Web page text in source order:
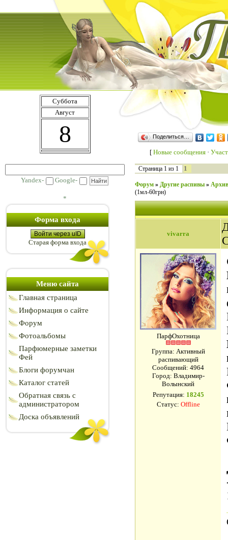
Суббота
Август
8
Yandex- Google-
*
Форма входа
Войти через uID
Старая форма входа
Меню сайта
Главная страница
Информация о сайте
Форум
Фотоальбомы
Парфюмерные заметки
Фей
Блоги форумчан
Каталог статей
Обратная связь с
администратором
Доска объявлений
Поделиться…
[ Новые сообщения ·
Страница 1 из 1 1
Форум » Другие распивы »
(1мл-60грн)
vivarra
ПарфОхотница
Группа: Активный
распивающий
Сообщений: 4964
Город: Владимир-
Волынский
Репутация: 18245
Статус: Offline